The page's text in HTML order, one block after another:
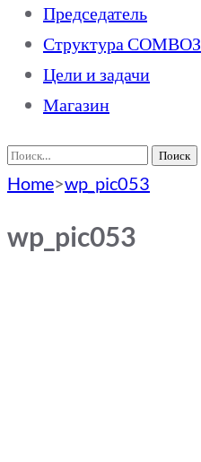
Председатель
Структура СОМВОЗ
Цели и задачи
Магазин
Найти:
Home>wp_pic053
wp_pic053